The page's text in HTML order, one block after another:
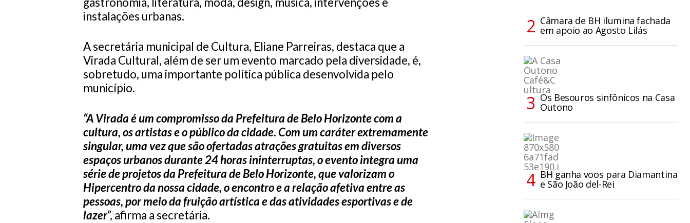
instalações urbanas.
A secretária municipal de Cultura, Eliane Parreiras, destaca que a
Virada Cultural, além de ser um evento marcado pela diversidade, é,
sobretudo, uma importante política pública desenvolvida pelo
município.
“A Virada é um compromisso da Prefeitura de Belo Horizonte com a
cultura, os artistas e o público da cidade. Com um caráter extremamente
singular, uma vez que são ofertadas atrações gratuitas em diversos
espaços urbanos durante 24 horas ininterruptas, o evento integra uma
série de projetos da Prefeitura de Belo Horizonte, que valorizam o
Hipercentro da nossa cidade, o encontro e a relação afetiva entre as
pessoas, por meio da fruição artística e das atividades esportivas e de
lazer”, afirma a secretária.
Câmara de BH ilumina fachada
em apoio ao Agosto Lilás
Os Besouros sinfônicos na Casa
Outono
BH ganha voos para Diamantina
e São João del-Rei